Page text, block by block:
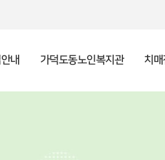
내 가덕도동노인복지관 치